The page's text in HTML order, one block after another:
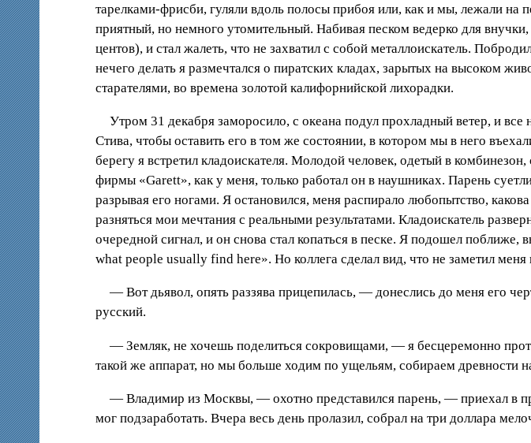
тарелками-фрисби, гуляли вдоль полосы прибоя или, как и мы, лежали
приятный, но немного утомительный. Набивая песком ведерко для
центов), и стал жалеть, что не захватил с собой металлоискатель.
нечего делать я размечтался о пиратских кладах, зарытых на высоком
старателями, во времена золотой калифорнийской лихорадки.
Утром 31 декабря заморосило, с океана подул прохладный ветер, и все
Стива, чтобы оставить его в том же состоянии, в котором мы в него
берегу я встретил кладоискателя. Молодой человек, одетый в
фирмы «Garett», как у меня, только работал он в наушниках. Парень
разрывая его ногами. Я остановился, меня распирало любопытство,
разняться мои мечтания с реальными результатами. Кладоискатель
очередной сигнал, и он снова стал копаться в песке. Я подошел
what people usually find here». Но коллега сделал вид, что не заметил меня
— Вот дьявол, опять раззява прицепилась, — донеслись до меня его
русский.
— Земляк, не хочешь поделиться сокровищами, — я бесцеремонно
такой же аппарат, но мы больше ходим по ущельям, собираем древности
— Владимир из Москвы, — охотно представился парень, — приехал в
мог подзаработать. Вчера весь день пролазил, собрал на три доллара